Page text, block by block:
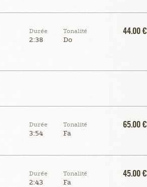
Durée
2:38
Tonalité
Do
44.00 €
Durée
3:54
Tonalité
Fa
65.00 €
Durée
2:43
Tonalité
Fa
45.00 €